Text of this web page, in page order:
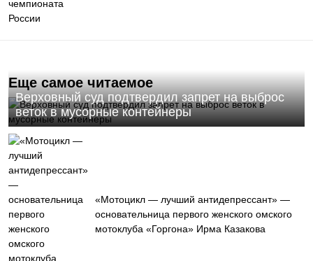
Еще самое читаемое
Верховный суд подтвердил запрет на выброс
веток в мусорные контейнеры
«Мотоцикл — лучший антидепрессант» —
основательница первого женского омского
мотоклуба «Горгона» Ирма Казакова